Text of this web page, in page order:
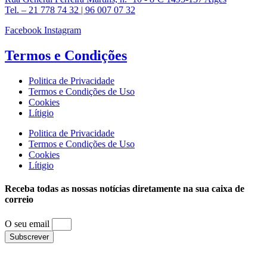
Tel. – 21 778 74 32 | 96 007 07 32
Facebook Instagram
Termos e Condições
Politica de Privacidade
Termos e Condições de Uso
Cookies
Lítigio
Politica de Privacidade
Termos e Condições de Uso
Cookies
Lítigio
Receba todas as nossas notícias diretamente na sua caixa de
correio
O seu email
Subscrever